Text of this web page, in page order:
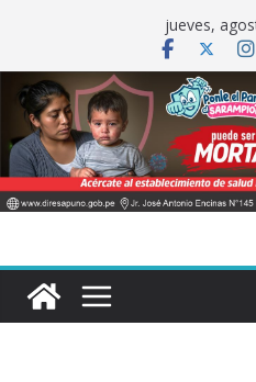
contenido
jueves,